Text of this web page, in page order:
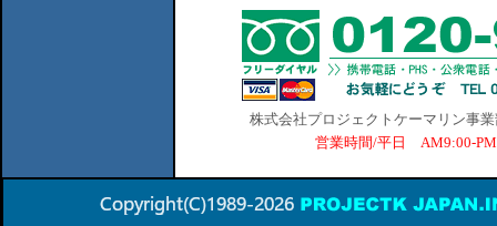
株式会社プロジェクトケーマリン事
営業時間/平日 AM9:00-